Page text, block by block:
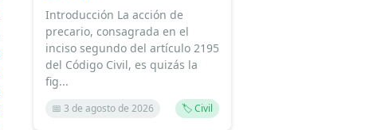
Introducción La acción de
precario, consagrada en el
inciso segundo del artículo 2195
del Código Civil, es quizás la
fig...
📅 3 de agosto de 2026 🏷️ Civil